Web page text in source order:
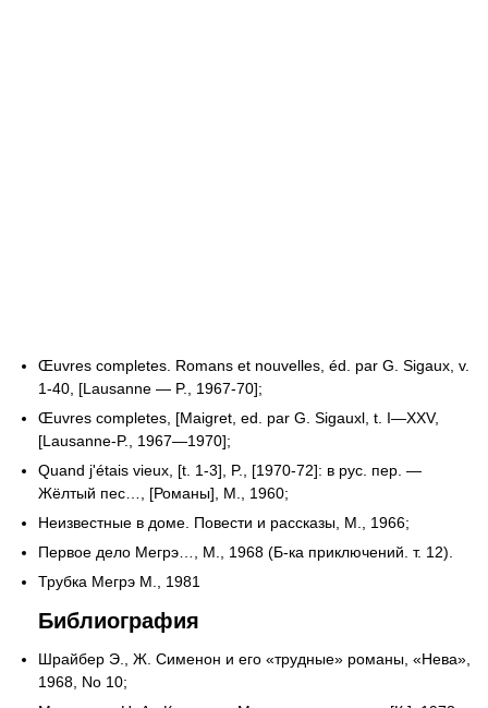
Œuvres completes. Romans et nouvelles, éd. par G. Sigaux, v.
1-40, [Lausanne — P., 1967-70];
Œuvres completes, [Maigret, ed. par G. Sigauxl, t. I—XXV,
[Lausanne-P., 1967—1970];
Quand j'étais vieux, [t. 1-3], P., [1970-72]: в рус. пер. —
Жёлтый пес…, [Романы], М., 1960;
Неизвестные в доме. Повести и рассказы, М., 1966;
Первое дело Мегрэ…, М., 1968 (Б-ка приключений. т. 12).
Трубка Мегрэ М., 1981
Библиография
Шрайбер Э., Ж. Сименон и его «трудные» романы, «Нева»,
1968, No 10;